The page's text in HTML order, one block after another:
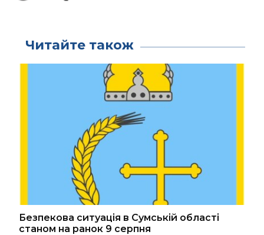
Читайте також
Безпекова ситуація в Сумській області
станом на ранок 9 серпня